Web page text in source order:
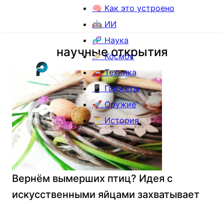
🧠 Как это устроено
🤖 ИИ
🧬 Наука
🪐 Космос
🚗 Техника
📱 Гаджеты
🚀 Оружие
⏳ История
научные открытия
Вернём вымерших птиц? Идея с
искусственными яйцами захватывает